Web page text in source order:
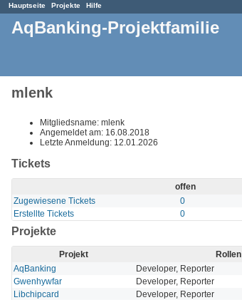
Hauptseite Projekte Hilfe
AqBanking-Projektfamilie
mlenk
Mitgliedsname: mlenk
Angemeldet am: 16.08.2018
Letzte Anmeldung: 12.01.2026
Tickets
offen
Zugewiesene Tickets
0
Erstellte Tickets
0
Projekte
Projekt Rollen
AqBanking
Developer, Reporter
Gwenhywfar
Developer, Reporter
Libchipcard
Developer, Reporter